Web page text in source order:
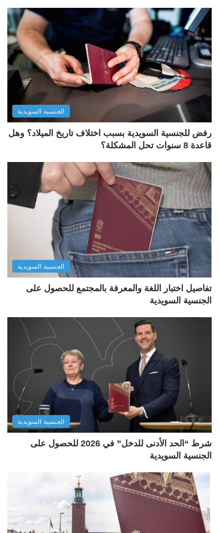
الجنسية السويدية
رفض للجنسية السويدية بسبب اختلاف تاريخ الميلاد؟ وهل
قاعدة 8 سنوات تحل المشكلة؟
الجنسية السويدية
تفاصيل اختبار اللغة والمعرفة بالمجتمع للحصول على
الجنسية السويدية
الجنسية السويدية
شرط “الحد الأدنى للدخل” في 2026 للحصول على
الجنسية السويدية